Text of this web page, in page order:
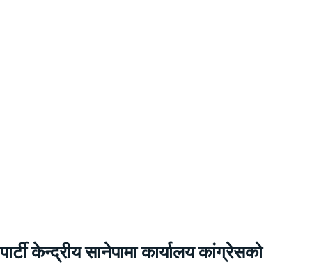
पार्टी केन्द्रीय सानेपामा कार्यालय कांग्रेसको